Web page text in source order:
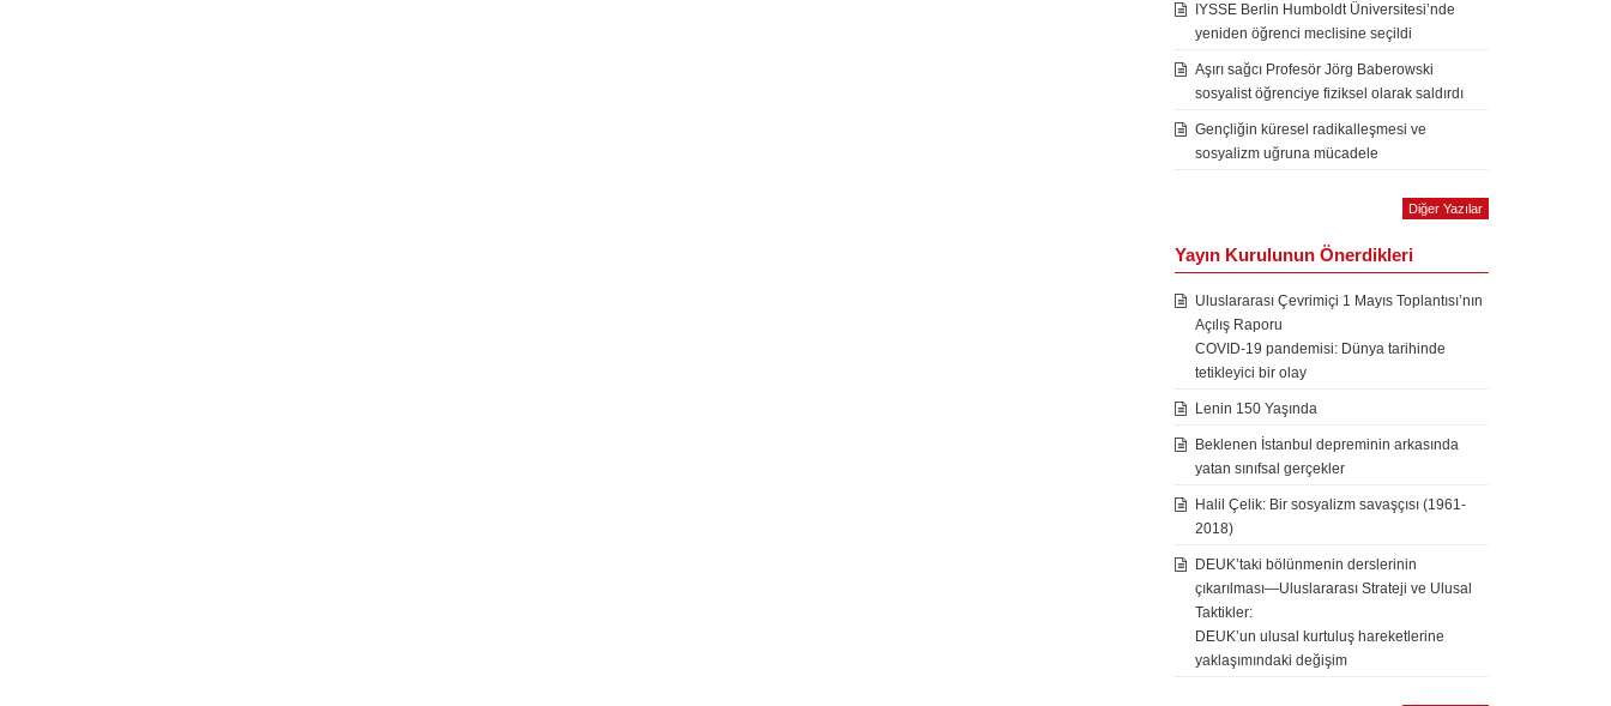
IYSSE Berlin Humboldt Üniversitesi’nde
yeniden öğrenci meclisine seçildi
Aşırı sağcı Profesör Jörg Baberowski
sosyalist öğrenciye fiziksel olarak saldırdı
Gençliğin küresel radikalleşmesi ve
sosyalizm uğruna mücadele
Diğer Yazılar
Yayın Kurulunun Önerdikleri
Uluslararası Çevrimiçi 1 Mayıs Toplantısı’nın
Açılış Raporu
COVID-19 pandemisi: Dünya tarihinde
tetikleyici bir olay
Lenin 150 Yaşında
Beklenen İstanbul depreminin arkasında
yatan sınıfsal gerçekler
Halil Çelik: Bir sosyalizm savaşçısı (1961-
2018)
DEUK’taki bölünmenin derslerinin
çıkarılması—Uluslararası Strateji ve Ulusal
Taktikler:
DEUK’un ulusal kurtuluş hareketlerine
yaklaşımındaki değişim